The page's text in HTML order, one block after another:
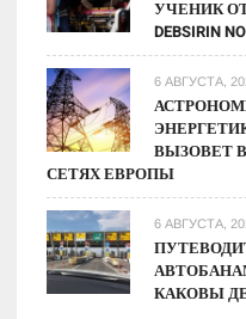
УЧЕНИК
DEBSIRIN
6 АВГУСТА,
ВЫЗОВЕТ
СЕТЯХ ЕВРОПЫ
6 АВГУСТА,
КАКОВЫ